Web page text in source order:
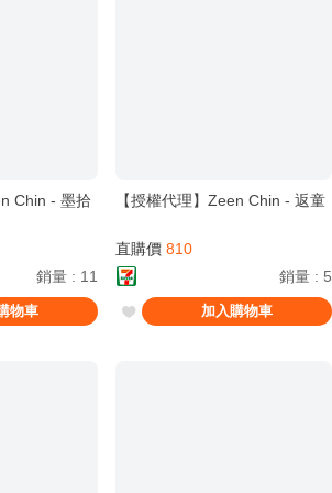
Chin - 墨拾
銷量 : 11
物車
【授權代理】Zeen Chin - 返童
直購價 810
銷量 : 5
加入購物車